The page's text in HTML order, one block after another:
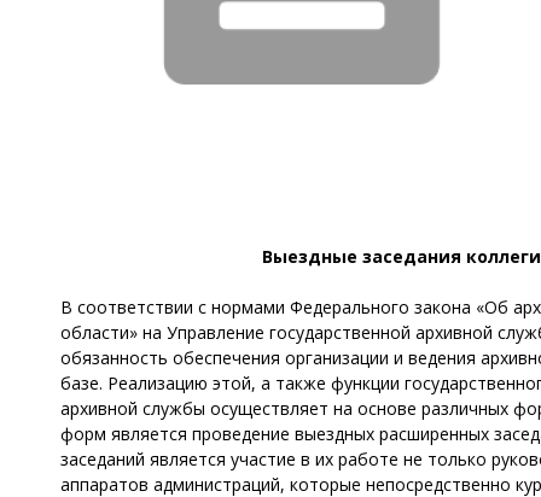
Выездные заседания
В соответствии с нормами Федерального закона «Об
области» на Управление государственной архивной
обязанность обеспечения организации и ведения
базе. Реализацию этой, а также функции
архивной службы осуществляет на основе различных
форм является проведение выездных расширенных
заседаний является участие в их работе не только
аппаратов администраций, которые непосредственно